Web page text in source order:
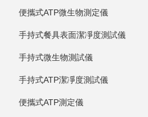
便攜式ATP微生物測定儀
手持式餐具表面潔凈度測試儀
手持式微生物測試儀
手持式ATP潔凈度測試儀
便攜式ATP測定儀